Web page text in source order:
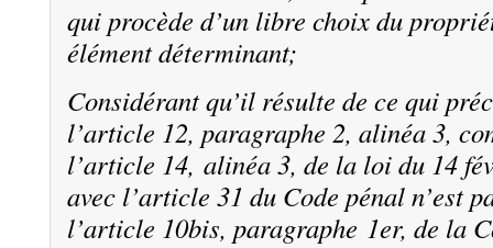
qui procède d’un libre choix du
élément déterminant;
Considérant qu’il résulte de ce qui
l’article 12, paragraphe 2, alinéa 3,
l’article 14, alinéa 3, de la loi du 14
avec l’article 31 du Code pénal n’est
l’article 10bis, paragraphe 1er, de la